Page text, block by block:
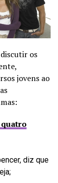
os
jovens ao
quatro
diz que